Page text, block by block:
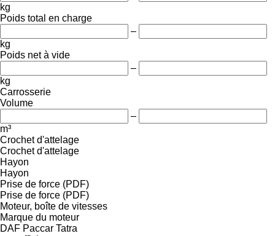
kg
Poids total en charge
–
kg
Poids net à vide
–
kg
Carrosserie
Volume
–
m³
Crochet d'attelage
Crochet d'attelage
Hayon
Hayon
Prise de force (PDF)
Prise de force (PDF)
Moteur, boîte de vitesses
Marque du moteur
DAF Paccar Tatra